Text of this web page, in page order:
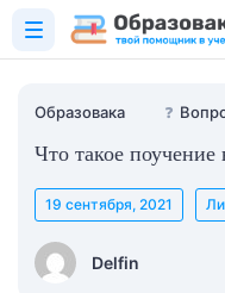
Образовака ❓
Что такое поучение
Delfin
19 сентября, 2021